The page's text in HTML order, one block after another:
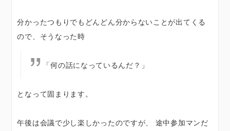
分かったつもりでもどんどん分からないことが出てくる
ので、そうなった時
「何の話になっているんだ？」
となって固まります。
午後は会議で少し楽しかったのですが、 途中参加マンだ